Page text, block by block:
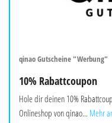
qinao Gutscheine "Werbung"
10% Rabattcoupon
Hole dir deinen 10%
Onlineshop von qinao... Mehr